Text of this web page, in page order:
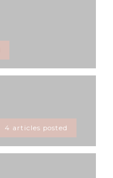
4 articles posted